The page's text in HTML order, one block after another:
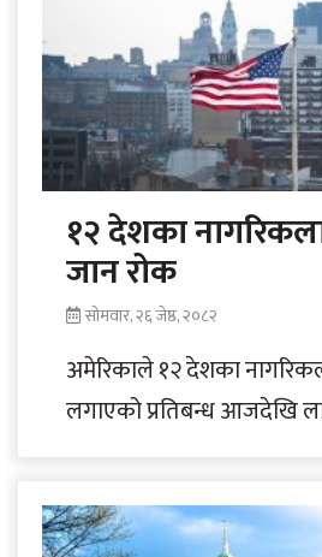
१२ देशका
जान रोक
सोमवार, २६ जेष्ठ, २०८२
अमेरिकाले १२ देशका
लगाएको प्रतिबन्ध आजदेखि